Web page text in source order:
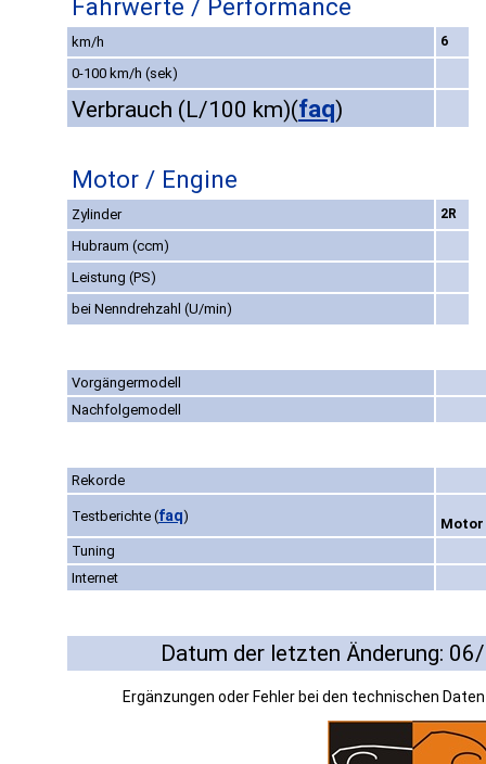
Fahrwerte / Performance
km/h 6
0-100 km/h (sek)
Verbrauch (L/100 km)(faq)
Motor / Engine
Zylinder 2R
Hubraum (ccm)
Leistung (PS)
bei Nenndrehzahl (U/min)
Vorgängermodell
Nachfolgemodell
Rekorde
Testberichte (faq)
Motor
Tuning
Internet
Datum der letzten Änderung:
Ergänzungen oder Fehler bei den technischen